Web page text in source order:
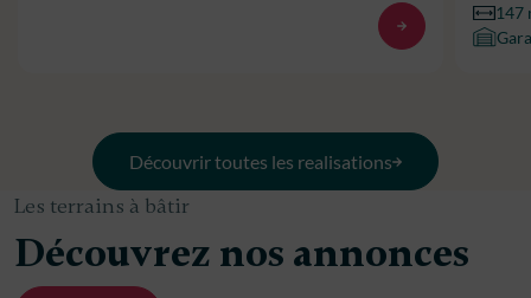
147
Découvrir toutes les realisations
Les terrains à bâtir
Découvrez nos annonces